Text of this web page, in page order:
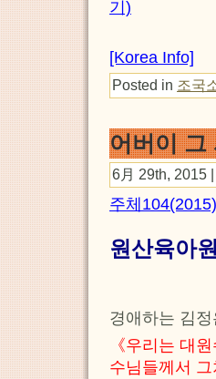
기)
[Korea Info]
Posted in 조국
어버이 그
6月 29th, 2015
주체
원산육아
경애하는 김
《우리는 대
수님들께서